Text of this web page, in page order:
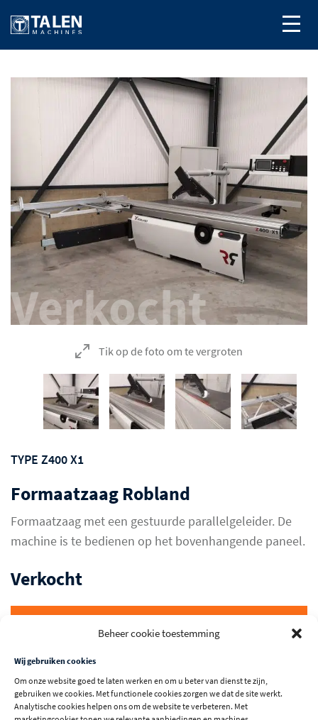
Beheer cookie toestemming
Wij gebruiken cookies
Om onze website goed te laten werken en om u beter van dienst te zijn,
gebruiken we cookies. Met functionele cookies zorgen we dat de site werkt.
Analytische cookies helpen ons om de website te verbeteren. Met
Verkocht
Tik op de foto om te vergroten
TYPE Z400 X1
Formaatzaag Robland
Formaatzaag met een gestuurde parallelgeleider. De
machine is te bedienen op het bovenhangende paneel.
Verkocht